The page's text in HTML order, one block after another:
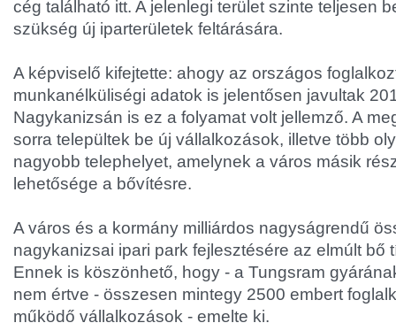
cég található itt. A jelenlegi terület szinte teljesen
szükség új iparterületek feltárására.
A képviselő kifejtette: ahogy az országos
munkanélküliségi adatok is jelentősen javultak
Nagykanizsán is ez a folyamat volt jellemző. A
sorra települtek be új vállalkozások, illetve több
nagyobb telephelyet, amelynek a város másik
lehetősége a bővítésre.
A város és a kormány milliárdos nagyságrendű
nagykanizsai ipari park fejlesztésére az elmúlt bő
Ennek is köszönhető, hogy - a Tungsram
nem értve - összesen mintegy 2500 embert
működő vállalkozások - emelte ki.